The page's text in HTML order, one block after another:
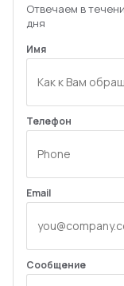
Отвечаем в
дня
Имя
Телефон
Email
Сообщение